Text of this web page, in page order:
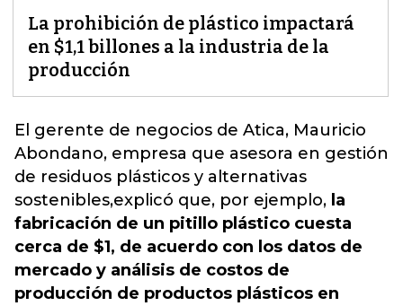
La prohibición de plástico impactará
en $1,1 billones a la industria de la
producción
El gerente de negocios de Atica, Mauricio
Abondano, empresa que asesora en gestión
de residuos plásticos y alternativas
sostenibles,explicó que, por ejemplo, la
fabricación de un pitillo plástico cuesta
cerca de $1, de acuerdo con los datos de
mercado y análisis de costos de
producción de productos plásticos en